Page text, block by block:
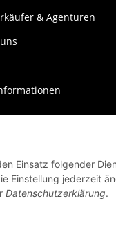
Einsatz folgender
Einstellung jederzeit
Datenschutzerklärung.
& Agenturen